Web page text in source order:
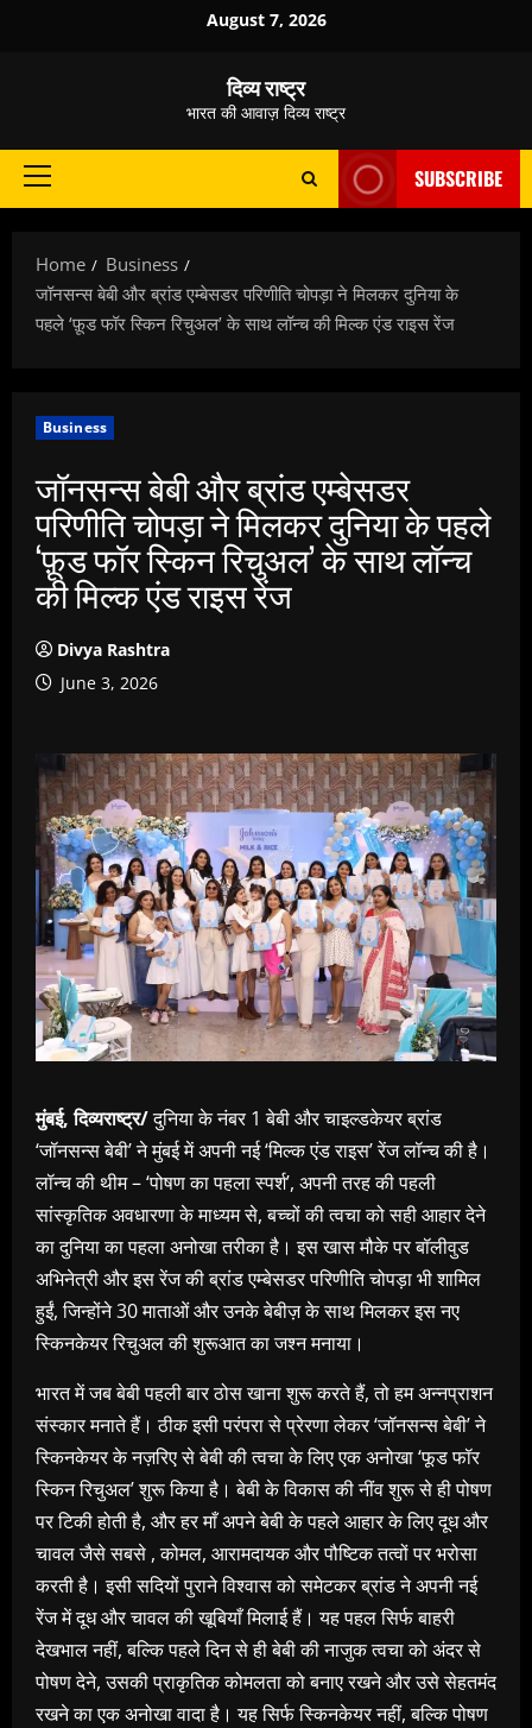
August 7, 2026
दिव्य राष्ट्र
भारत की आवाज़ दिव्य राष्ट्र
Primary
SUBSCRIBE
Home
Business
जॉनसन्स बेबी और ब्रांड एम्बेसडर परिणीति चोपड़ा ने मिलकर दुनिया के
पहले ‘फ़ूड फॉर स्किन रिचुअल’ के साथ लॉन्च की मिल्क एंड राइस रेंज
Business
जॉनसन्स बेबी और ब्रांड एम्बेसडर
परिणीति चोपड़ा ने मिलकर दुनिया के पहले
‘फ़ूड फॉर स्किन रिचुअल’ के साथ लॉन्च
की मिल्क एंड राइस रेंज
Divya Rashtra
June 3, 2026
मुंबई, दिव्यराष्ट्र/दुनिया के नंबर 1 बेबी और चाइल्डकेयर ब्रांड
‘जॉनसन्स बेबी’ ने मुंबई में अपनी नई ‘मिल्क एंड राइस’ रेंज लॉन्च की है।
लॉन्च की थीम – ‘पोषण का पहला स्पर्श’, अपनी तरह की पहली
सांस्कृतिक अवधारणा के माध्यम से, बच्चों की त्वचा को सही आहार देने
का दुनिया का पहला अनोखा तरीका है। इस खास मौके पर बॉलीवुड
अभिनेत्री और इस रेंज की ब्रांड एम्बेसडर परिणीति चोपड़ा भी शामिल
हुईं, जिन्होंने 30 माताओं और उनके बेबीज़ के साथ मिलकर इस नए
स्किनकेयर रिचुअल की शुरूआत का जश्न मनाया।
भारत में जब बेबी पहली बार ठोस खाना शुरू करते हैं, तो हम अन्नप्राशन
संस्कार मनाते हैं। ठीक इसी परंपरा से प्रेरणा लेकर ‘जॉनसन्स बेबी’ ने
स्किनकेयर के नज़रिए से बेबी की त्वचा के लिए एक अनोखा ‘फूड फॉर
स्किन रिचुअल’ शुरू किया है। बेबी के विकास की नींव शुरू से ही पोषण
पर टिकी होती है, और हर माँ अपने बेबी के पहले आहार के लिए दूध और
चावल जैसे सबसे , कोमल, आरामदायक और पौष्टिक तत्वों पर भरोसा
करती है। इसी सदियों पुराने विश्वास को समेटकर ब्रांड ने अपनी नई
रेंज में दूध और चावल की खूबियाँ मिलाई हैं। यह पहल सिर्फ बाहरी
देखभाल नहीं, बल्कि पहले दिन से ही बेबी की नाजुक त्वचा को अंदर से
पोषण देने, उसकी प्राकृतिक कोमलता को बनाए रखने और उसे सेहतमंद
रखने का एक अनोखा वादा है। यह सिर्फ स्किनकेयर नहीं, बल्कि पोषण